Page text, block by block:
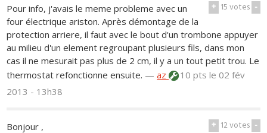
+ 15votes -
Pour info, j'avais le meme probleme avec un
four électrique ariston. Après démontage de la
protection arriere, il faut avec le bout d'un trombone appuyer
au milieu d'un element regroupant plusieurs fils, dans mon
cas il ne mesurait pas plus de 2 cm, il y a un tout petit trou. Le
thermostat refonctionne ensuite. —az 10 ptsle 02 fév
2013 - 13h38
+ 12votes -
Bonjour ,